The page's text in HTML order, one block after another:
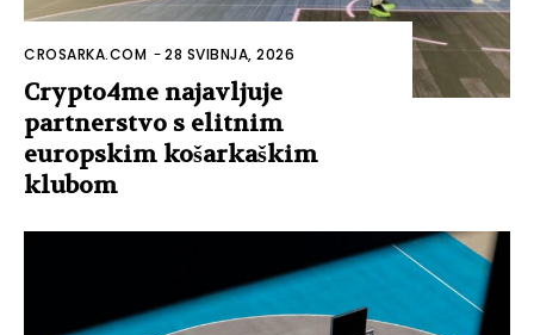
CROSARKA.COM -28 SVIBNJA, 2026
Crypto4me najavljuje
partnerstvo s elitnim
europskim košarkaškim
klubom